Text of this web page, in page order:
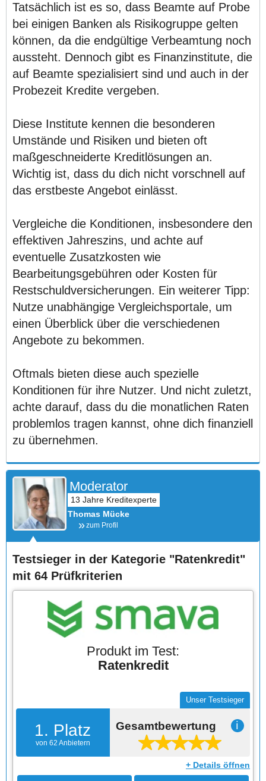
Tatsächlich ist es so, dass Beamte auf Probe
bei einigen Banken als Risikogruppe gelten
können, da die endgültige Verbeamtung noch
aussteht. Dennoch gibt es Finanzinstitute, die
auf Beamte spezialisiert sind und auch in der
Probezeit Kredite vergeben.
Diese Institute kennen die besonderen
Umstände und Risiken und bieten oft
maßgeschneiderte Kreditlösungen an.
Wichtig ist, dass du dich nicht vorschnell auf
das erstbeste Angebot einlässt.
Vergleiche die Konditionen, insbesondere den
effektiven Jahreszins, und achte auf
eventuelle Zusatzkosten wie
Bearbeitungsgebühren oder Kosten für
Restschuldversicherungen. Ein weiterer Tipp:
Nutze unabhängige Vergleichsportale, um
einen Überblick über die verschiedenen
Angebote zu bekommen.
Oftmals bieten diese auch spezielle
Konditionen für ihre Nutzer. Und nicht zuletzt,
achte darauf, dass du die monatlichen Raten
problemlos tragen kannst, ohne dich finanziell
zu übernehmen.
Moderator
Thomas Mücke
zum Profil
Testsieger in der Kategorie "Ratenkredit"
mit 64 Prüfkriterien
Produkt im Test:
Ratenkredit
1. Platz
von 62 Anbietern
Unser Testsieger
Gesamtbewertung ℹ
+ Details öffnen